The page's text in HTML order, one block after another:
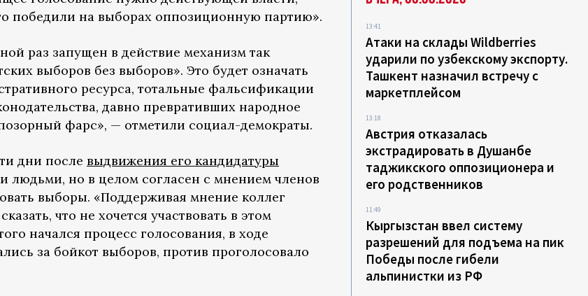
победили на выборах оппозиционную партию».
раз запущен в действие механизм так
выборов без выборов». Это будет означать
ресурса, тотальные фальсификации
давно превративших народное
фарс», — отметили социал-демократы.
дни после выдвижения его кандидатуры
людьми, но в целом согласен с мнением членов
выборы. «Поддерживая мнение коллег
что не хочется участвовать в этом
начался процесс голосования, в ходе
за бойкот выборов, против проголосовало
13:41
Атаки на склады Wildberries
ударили по узбекскому экспорту.
Ташкент назначил встречу с
маркетплейсом
13:18
Австрия отказалась
экстрадировать в Душанбе
таджикского оппозиционера и
его родственников
11:49
Кыргызстан ввел систему
разрешений для подъема на пик
Победы после гибели
альпинистки из РФ